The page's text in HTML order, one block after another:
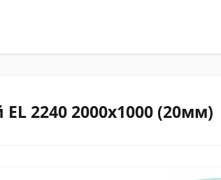
2240 2000х1000 (20мм)